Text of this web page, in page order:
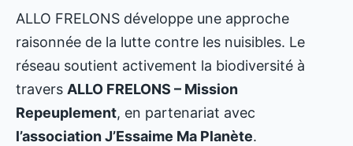
ALLO FRELONS développe une approche
raisonnée de la lutte contre les nuisibles. Le
réseau soutient activement la biodiversité à
travers ALLO FRELONS – Mission
Repeuplement, en partenariat avec
l’association J’Essaime Ma Planète.